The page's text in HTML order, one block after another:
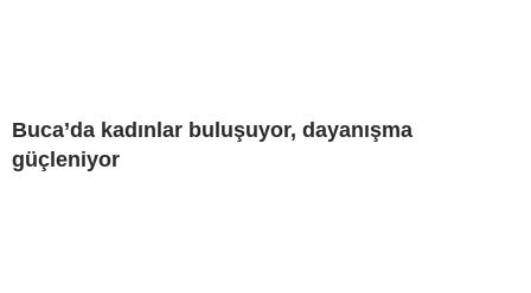
Buca’da kadınlar buluşuyor, dayanışma
güçleniyor